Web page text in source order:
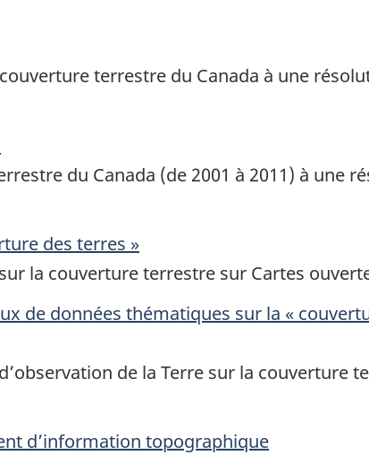
terrestre du Canada à une
du Canada (de 2001 à 2011) à une
des terres »
la couverture terrestre sur Cartes
de données thématiques sur la «
de la Terre sur la couverture
d’information topographique